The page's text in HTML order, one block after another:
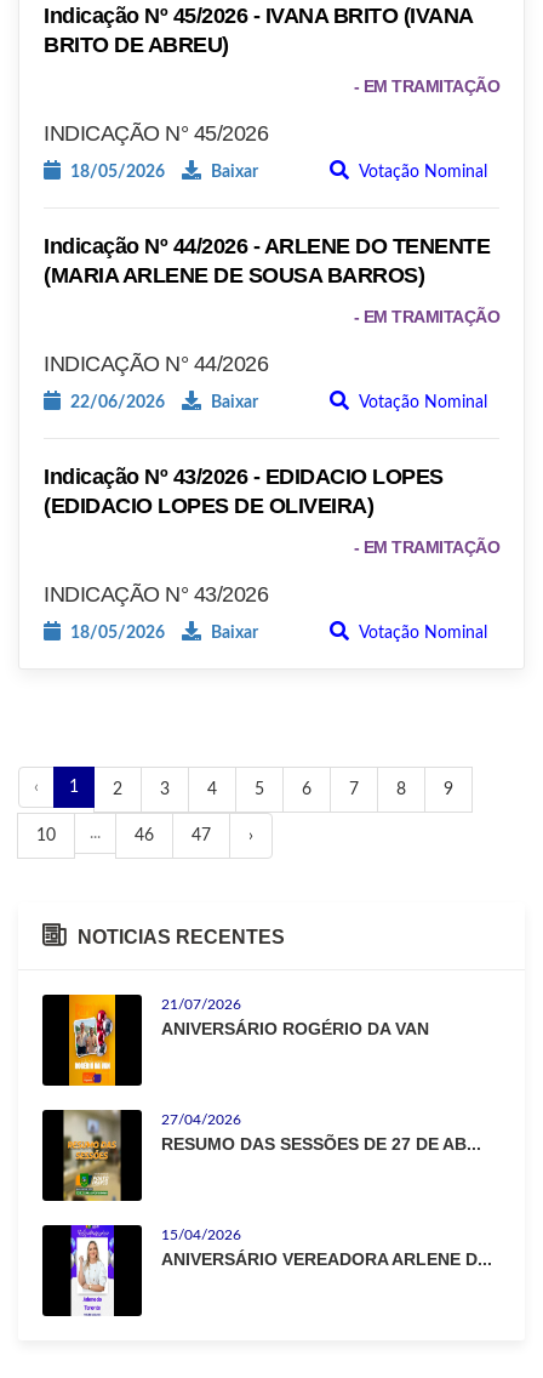
Indicação Nº 45/2026 - IVANA BRITO (IVANA
BRITO DE ABREU)
- EM TRAMITAÇÃO
INDICAÇÃO N° 45/2026
18/05/2026 Baixar Votação Nominal
Indicação Nº 44/2026 - ARLENE DO TENENTE
(MARIA ARLENE DE SOUSA BARROS)
- EM TRAMITAÇÃO
INDICAÇÃO N° 44/2026
22/06/2026 Baixar Votação Nominal
Indicação Nº 43/2026 - EDIDACIO LOPES
(EDIDACIO LOPES DE OLIVEIRA)
- EM TRAMITAÇÃO
INDICAÇÃO N° 43/2026
18/05/2026 Baixar Votação Nominal
‹ 1 2 3 4 5 6 7 8 9
10 ... 46 47 ›
NOTICIAS RECENTES
21/07/2026
ANIVERSÁRIO ROGÉRIO DA VAN
27/04/2026
RESUMO DAS SESSÕES DE 27 DE AB...
15/04/2026
ANIVERSÁRIO VEREADORA ARLENE D...